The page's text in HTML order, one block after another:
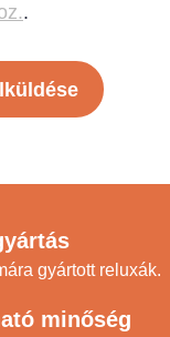
.
gyártott reluxák.
minőség